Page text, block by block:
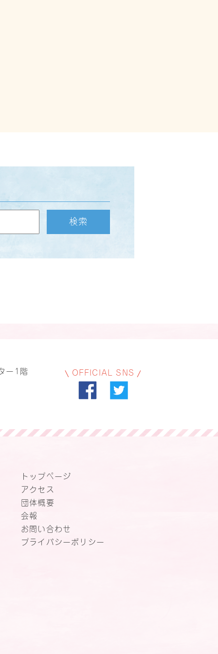
検索
ー1階 OFFICIAL SNS
トップページ
アクセス
団体概要
会報
お問い合わせ
プライバシーポリシー